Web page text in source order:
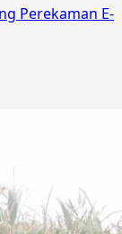
Perekaman E-